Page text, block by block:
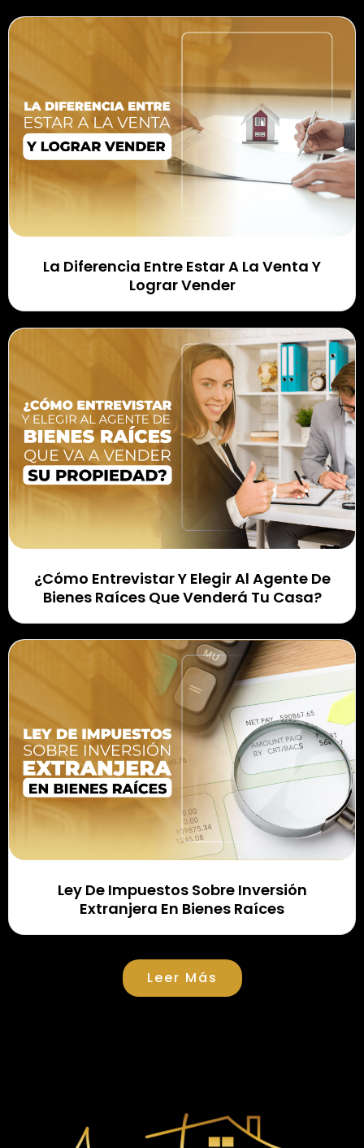
La Diferencia Entre Estar A La Venta Y
Lograr Vender
¿Cómo Entrevistar Y Elegir Al Agente De
Bienes Raíces Que Venderá Tu Casa?
Ley De Impuestos Sobre Inversión
Extranjera En Bienes Raíces
Leer Más